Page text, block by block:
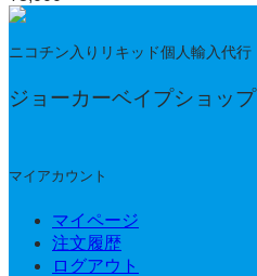
ニコチン入りリキッド個人輸入代行
ジョーカーベイプショップ
マイアカウント
マイページ
注文履歴
ログアウト